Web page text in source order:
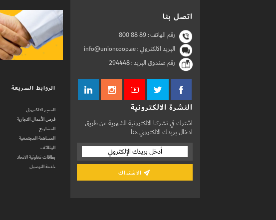
اتصل بنا
رقم الهاتف :800 88 89
البريد الالكتروني : info@unioncoop.ae
رقم صندوق البريد :294448
النشرة الالكترونية
اشترك في نشرتنا الالكترونية الشهرية عن طريق
ادخال بريدك الالكتروني هنا
الروابط السريعة
المتجر الالكتروني
فرص الأعمال التجارية
المشاريع
المساهمة المجتمعية
الوظائف
بطاقات تعاونية الاتحاد
خدمة التوصيل